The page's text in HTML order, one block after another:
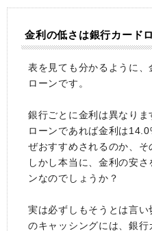
金利の低さは銀行カード
表を見ても分かるように
ローンです。
銀行ごとに金利は異なり
ローンであれば金利は
ぜおすすめされるのか、そ
しかし本当に、金利の安
ンなのでしょうか？
実は必ずしもそうとは言
のキャッシングには、銀